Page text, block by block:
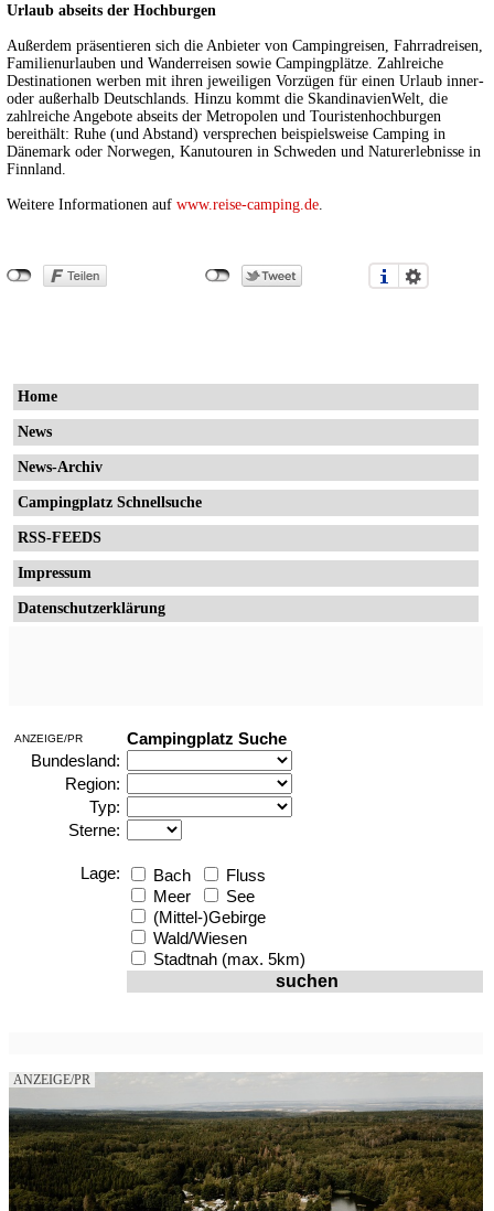
Urlaub abseits der Hochburgen
Außerdem präsentieren sich die Anbieter von Campingreisen, Fahrradreisen,
Familienurlauben und Wanderreisen sowie Campingplätze. Zahlreiche
Destinationen werben mit ihren jeweiligen Vorzügen für einen Urlaub inner-
oder außerhalb Deutschlands. Hinzu kommt die SkandinavienWelt, die
zahlreiche Angebote abseits der Metropolen und Touristenhochburgen
bereithält: Ruhe (und Abstand) versprechen beispielsweise Camping in
Dänemark oder Norwegen, Kanutouren in Schweden und Naturerlebnisse in
Finnland.
Weitere Informationen auf www.reise-camping.de
Home
News
News-Archiv
Campingplatz Schnellsuche
RSS-FEEDS
Impressum
Datenschutzerklärung